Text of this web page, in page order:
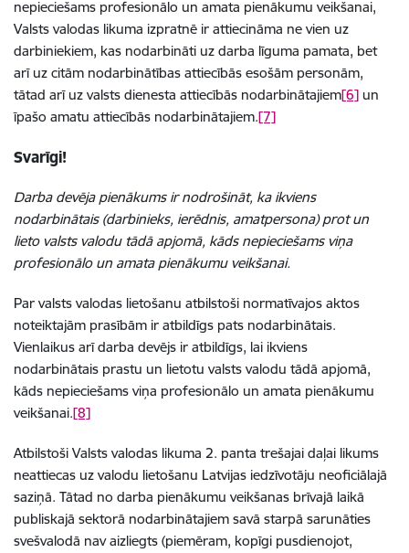
nepieciešams profesionālo un amata pienākumu veikšanai,
Valsts valodas likuma izpratnē ir attiecināma ne vien uz
darbiniekiem, kas nodarbināti uz darba līguma pamata, bet
arī uz citām nodarbinātības attiecībās esošām personām,
tātad arī uz valsts dienesta attiecībās nodarbinātajiem[6] un
īpašo amatu attiecībās nodarbinātajiem.[7]
Svarīgi!
Darba devēja pienākums ir nodrošināt, ka ikviens
nodarbinātais (darbinieks, ierēdnis, amatpersona) prot un
lieto valsts valodu tādā apjomā, kāds nepieciešams viņa
profesionālo un amata pienākumu veikšanai.
Par valsts valodas lietošanu atbilstoši normatīvajos aktos
noteiktajām prasībām ir atbildīgs pats nodarbinātais.
Vienlaikus arī darba devējs ir atbildīgs, lai ikviens
nodarbinātais prastu un lietotu valsts valodu tādā apjomā,
kāds nepieciešams viņa profesionālo un amata pienākumu
veikšanai.[8]
Atbilstoši Valsts valodas likuma 2. panta trešajai daļai likums
neattiecas uz valodu lietošanu Latvijas iedzīvotāju neoficiālajā
saziņā. Tātad no darba pienākumu veikšanas brīvajā laikā
publiskajā sektorā nodarbinātajiem savā starpā sarunāties
svešvalodā nav aizliegts (piemēram, kopīgi pusdienojot,